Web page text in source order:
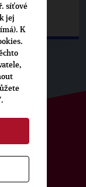
síťové
jej
K